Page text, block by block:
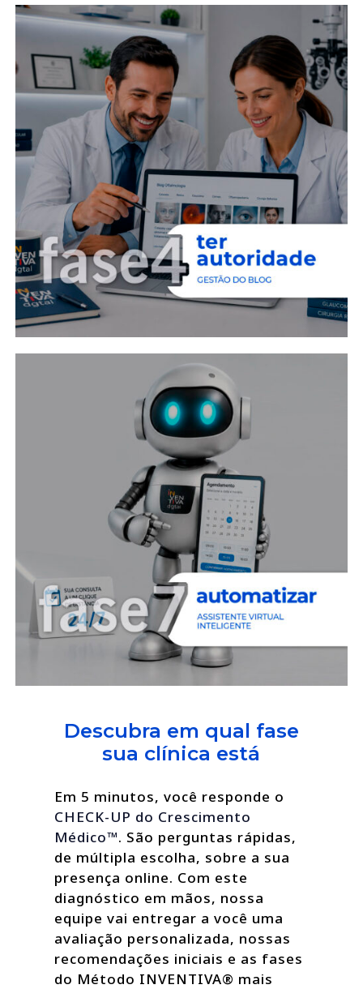
Descubra em qual fase
sua clínica está
Em 5 minutos, você responde o
CHECK-UP do Crescimento
Médico™. São perguntas rápidas,
de múltipla escolha, sobre a sua
presença online. Com este
diagnóstico em mãos, nossa
equipe vai entregar a você uma
avaliação personalizada, nossas
recomendações iniciais e as fases
do Método INVENTIVA® mais